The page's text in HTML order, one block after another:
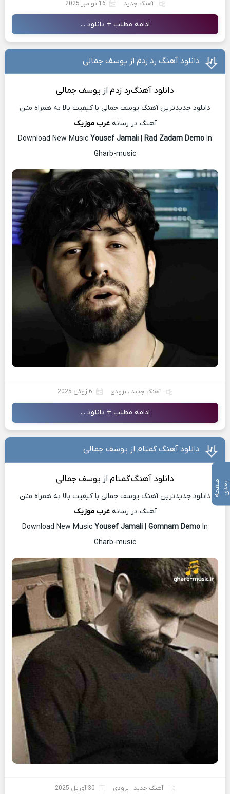
آهنگ جدید 16 نوامبر 2025
ادامه مطلب + دانلود ...
دانلود آهنگ رد زدم از یوسف جمالی
دانلود آهنگرد زدم از یوسف جمالی
دانلود جدیدترین آهنگ یوسف جمالی با کیفیت بالا به همراه متن
آهنگ در رسانهغرب موزیک
Download New Music Yousef Jamali | Rad Zadam Demo In
Gharb-music
آهنگ جدید ، بزودی 6 ژوئن 2025
ادامه مطلب + دانلود ...
دانلود آهنگ گمنام از یوسف جمالی
دانلود آهنگگمنام از یوسف جمالی
دانلود جدیدترین آهنگ یوسف جمالی با کیفیت بالا به همراه متن
آهنگ در رسانهغرب موزیک
Download New Music Yousef Jamali | Gomnam Demo In
Gharb-music
آهنگ جدید ، بزودی 30 آوریل 2025
ص
ف
ح
ه ب ع
د ی